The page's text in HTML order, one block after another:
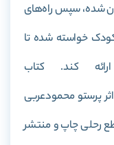
شده، سپس راه‌های
خواسته شده تا
کند. کتاب
پرستو محمود‌عربی
و با قطع رحلی چاپ و منتشر